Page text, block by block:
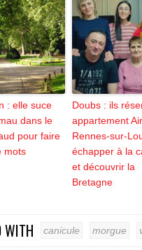
: elle suce
dans le
pour faire
mots
Doubs : ils
appartement
Rennes-sur-
échapper à la
et découvrir la
Bretagne
WITH canicule morgue